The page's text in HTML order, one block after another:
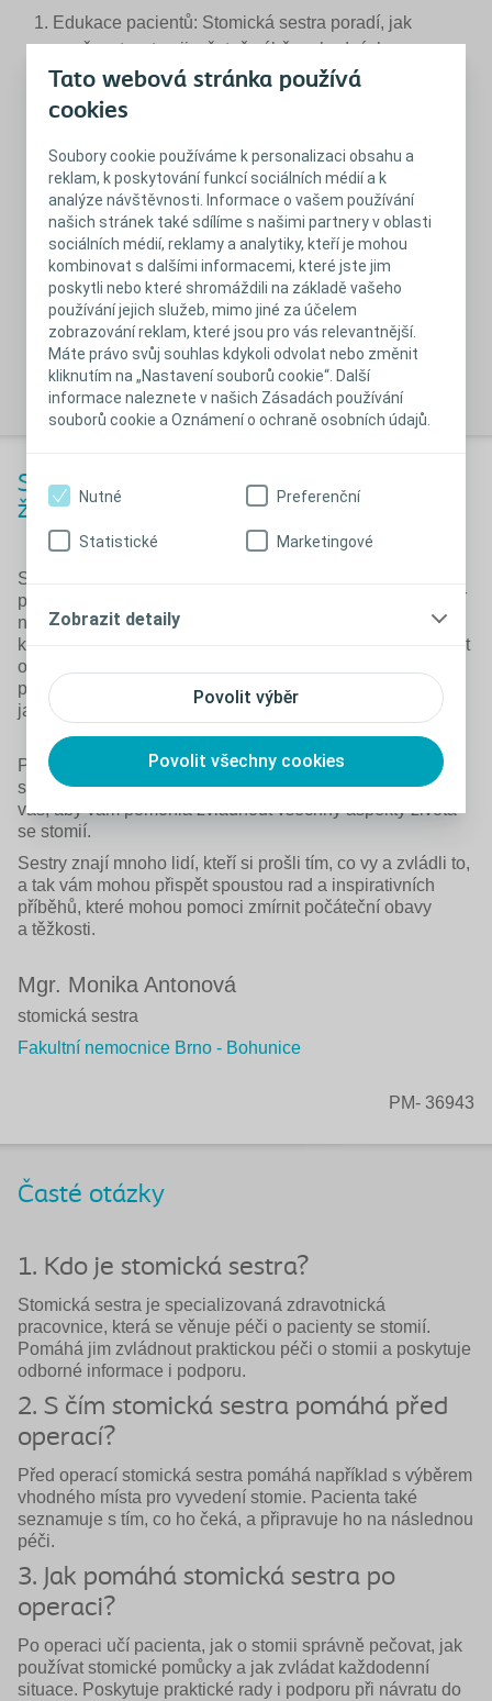
Tato webová stránka používá
cookies
Soubory cookie používáme k personalizaci obsahu a
reklam, k poskytování funkcí sociálních médií a k
analýze návštěvnosti. Informace o vašem používání
našich stránek také sdílíme s našimi partnery v oblasti
sociálních médií, reklamy a analytiky, kteří je mohou
kombinovat s dalšími informacemi, které jste jim
poskytli nebo které shromáždili na základě vašeho
používání jejich služeb, mimo jiné za účelem
zobrazování reklam, které jsou pro vás relevantnější.
Máte právo svůj souhlas kdykoli odvolat nebo změnit
kliknutím na „Nastavení souborů cookie“. Další
informace naleznete v našich Zásadách používání
souborů cookie a Oznámení o ochraně osobních údajů.
Povolit výběr
Povolit všechny cookies
Nutné Preferenční
Statistické Marketingové
Zobrazit detaily
Edukace pacientů: Stomická sestra poradí, jak
poečovat o stomii, včetně výběru vhodných
pomůcek a jejich používání.
s novou životní situací a nabízí emocionální oporu.
Pravidelný kontakt:Udržuje kontakt s pacienty i po
propuštění z nemocnice, což je klíčové pro prevenci
komplikací.
Konzultace a poradenství: Odpovídá na otázky
týkající se stravování, hygieny a životního stylu,
čímž pomáhá stomikům vrátit se k běžnému životu.
Stomická sestra jako průvodce novým
životem
Stomická sestra je pro pacienty nejen odborným
protějškem, ale také důležitým partnerem na cestě k přijetí
nové životní reality. Její role je nezbytná pro zajištění
kvalitní péče a podpory, která pomáhá pacientům překonat
obtížné období po operaci. S pomocí stomické sestry se
pacienti nejen naučí, jak se starat o svou stomii, ale také
jak se co nejúspěšněji vrátit do běžného života.
Pokud se potýkáte s diagnózou, která vyžaduje operaci
stomie, neváhejte se obrátit na stomickou sestru. Je tu pro
vás, aby vám pomohla zvládnout všechny aspekty života
se stomií.
Sestry znají mnoho lidí, kteří si prošli tím, co vy a zvládli to,
a tak vám mohou přispět spoustou rad a inspirativních
příběhů, které mohou pomoci zmírnit počáteční obavy
a těžkosti.
Mgr. Monika Antonová
stomická sestra
Fakultní nemocnice Brno - Bohunice
PM- 36943
Časté otázky
1. Kdo je stomická sestra?
Stomická sestra je specializovaná zdravotnická
pracovnice, která se věnuje péči o pacienty se stomií.
Pomáhá jim zvládnout praktickou péči o stomii a poskytuje
odborné informace i podporu.
2. S čím stomická sestra pomáhá před
operací?
Před operací stomická sestra pomáhá například s výběrem
vhodného místa pro vyvedení stomie. Pacienta také
seznamuje s tím, co ho čeká, a připravuje ho na následnou
péči.
3. Jak pomáhá stomická sestra po
operaci?
Po operaci učí pacienta, jak o stomii správně pečovat, jak
používat stomické pomůcky a jak zvládat každodenní
situace. Poskytuje praktické rady i podporu při návratu do